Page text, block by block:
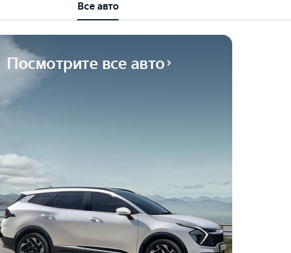
Все авто
Посмотрите все авто